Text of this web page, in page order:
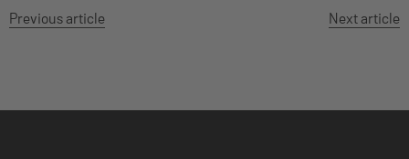
Previous article Next article